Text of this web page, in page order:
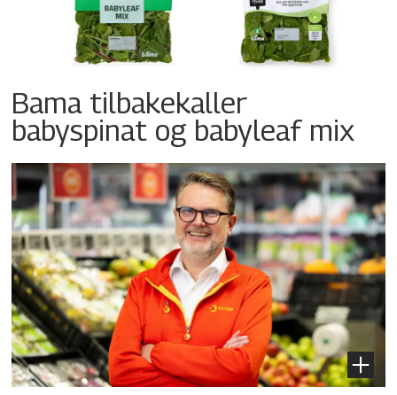
Bama tilbakekaller
babyspinat og babyleaf mix